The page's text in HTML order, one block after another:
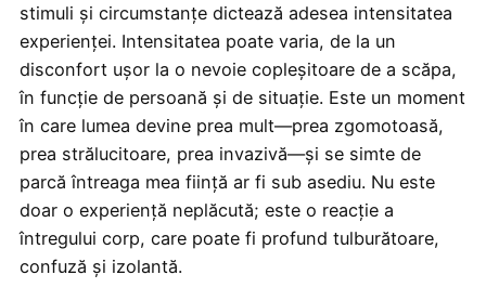
stimuli și circumstanțe dictează adesea intensitatea
experienței. Intensitatea poate varia, de la un
disconfort ușor la o nevoie copleșitoare de a scăpa,
în funcție de persoană și de situație. Este un moment
în care lumea devine prea mult—prea zgomotoasă,
prea strălucitoare, prea invazivă—și se simte de
parcă întreaga mea ființă ar fi sub asediu. Nu este
doar o experiență neplăcută; este o reacție a
întregului corp, care poate fi profund tulburătoare,
confuză și izolantă.